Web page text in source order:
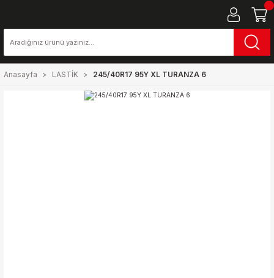
Anasayfa LASTİK 245/40R17 95Y XL TURANZA 6